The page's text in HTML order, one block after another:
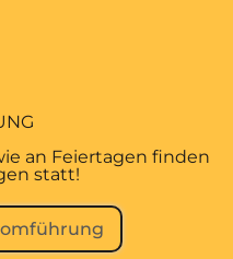
an Feiertagen finden
statt!